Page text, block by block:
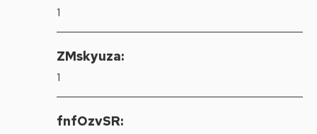
1
ZMskyuza:
1
fnfOzvSR: